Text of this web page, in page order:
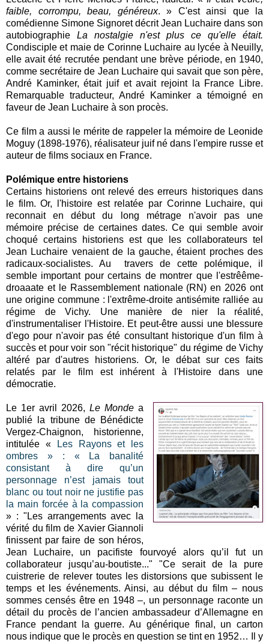
faible, corrompu, beau, généreux. » C'est ainsi que la
comédienne Simone Signoret décrit Jean Luchaire dans son
autobiographie La nostalgie n'est plus ce qu'elle était.
Condisciple et maie de Corinne Luchaire au lycée à Neuilly,
elle avait été recrutée pendant une brève période, en 1940,
comme secrétaire de Jean Luchaire qui savait que son père,
André Kaminker, était juif et avait rejoint la France Libre.
Remarquable traducteur, André Kaminker a témoigné en
faveur de Jean Luchaire à son procès.
Ce film a aussi le mérite de rappeler la mémoire de Leonide
Moguy (1898-1976), réalisateur juif né dans l'empire russe et
auteur de films sociaux en France.
Polémique entre historiens
Certains historiens ont relevé des erreurs historiques dans
le film. Or, l'histoire est relatée par Corinne Luchaire, qui
reconnait en début du long métrage n'avoir pas une
mémoire précise de certaines dates. Ce qui semble avoir
choqué certains historiens est que les collaborateurs tel
Jean Luchaire venaient de la gauche, étaient proches des
radicaux-socialistes. Au travers de cette polémique, il
semble important pour certains de montrer que l'estrêême-
droaaate et le Rassemblement nationale (RN) en 2026 ont
une origine commune : l'extrême-droite antisémite ralliée au
régime de Vichy. Une manière de nier la réalité,
d'instrumentaliser l'Histoire. Et peut-être aussi une blessure
d'ego pour n'avoir pas été consultant historique d'un film à
succès et pour voir son "récit historique" du régime de Vichy
altéré par d'autres historiens. Or, le débat sur ces faits
relatés par le film est inhérent à l'Histoire dans une
démocratie.
Le 1er avril 2026,Le Monde a
publié la tribune de Bénédicte
Vergez-Chaignon, historienne,
intitulée «
Les Rayons et les
ombres » : « La banalité
consistant à dire qu’un
personnage n’est jamais tout
blanc ou tout noir ne justifie pas
la main forcée à la compassion
» : "Les arrangements avec la
vérité du film de Xavier Giannoli
finissent par faire de son héros,
Jean Luchaire, un pacifiste fourvoyé alors qu’il fut un
collaborateur jusqu’au-boutiste..." "Ce serait de la pure
cuistrerie de relever toutes les distorsions que subissent le
temps et les événements. Ainsi, au début du film – nous
sommes censés être en 1948 –, un personnage raconte un
détail du procès de l’ancien ambassadeur d’Allemagne en
France pendant la guerre. Au générique final, un carton
nous indique que le procès en question se tint en 1952… Il y